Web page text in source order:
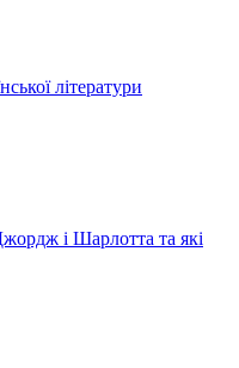
літератури
і Шарлотта та які